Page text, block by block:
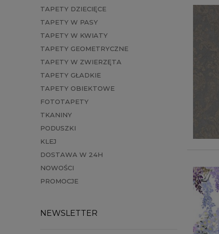
TAPETY DZIECIĘCE
TAPETY W PASY
TAPETY W KWIATY
TAPETY GEOMETRYCZNE
TAPETY W ZWIERZĘTA
TAPETY GŁADKIE
TAPETY OBIEKTOWE
FOTOTAPETY
TKANINY
PODUSZKI
KLEJ
DOSTAWA W 24H
NOWOŚCI
PROMOCJE
NEWSLETTER